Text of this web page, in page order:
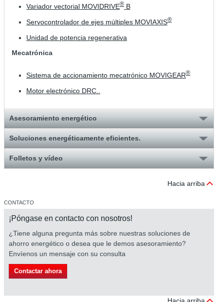
Variador vectorial MOVIDRIVE® B
Servocontrolador de ejes múltiples MOVIAXIS®
Unidad de potencia regenerativa
Mecatrónica
Sistema de accionamiento mecatrónico MOVIGEAR®
Motor electrónico DRC..
Asesoramiento energético
Soluciones energéticamente eficientes.
Folletos y vídeo
Hacia arriba
CONTACTO
¡Póngase en contacto con nosotros!
¿Tiene alguna pregunta más sobre nuestras soluciones de
ahorro energético o desea que le demos asesoramiento?
Envíenos un mensaje con su consulta
Contactar ahora